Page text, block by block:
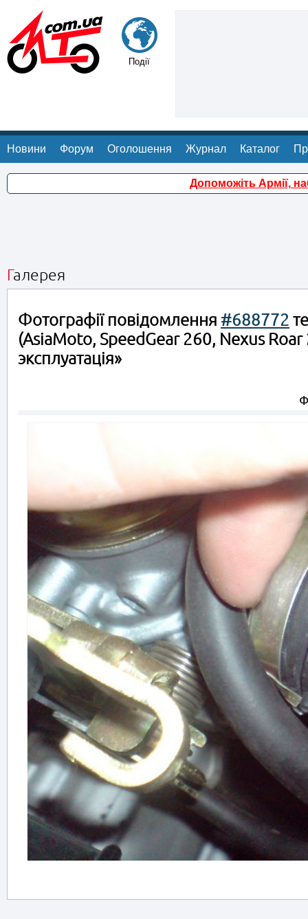
Події
Новини Форум Оголошення Журнал Каталог
Допоможіть Армії,
Галерея
Фотографії повідомлення #688772
(AsiaMoto, SpeedGear 260, Nexus
эксплуатація»